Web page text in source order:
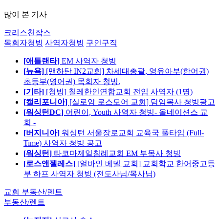
많이 본 기사
크리스천잡스
목회자청빙 사역자청빙 구인구직
[애틀랜타] EM 사역자 청빙
[뉴욕] [맨하탄 IN2교회] 차세대총괄, 영유아부(한어권)
초등부(영어권) 목회자 청빙.
[기타] [청빙] 칠레한인연합교회 전임 사역자 (1명)
[캘리포니아] [실로암 로스모어 교회] 담임목사 청빙광고
[워싱턴DC] 어린이, Youth 사역자 청빙- 올네이션스 교
회 -
[버지니아] 워싱턴 서울장로교회 교육국 풀타임 (Full-
Time) 사역자 청빙 공고
[워싱턴] 타코마제일침례교회 EM 부목사 청빙
[로스앤젤레스] [얼바인 베델 교회] 교회학교 한어중고등
부 하프 사역자 청빙 (전도사님/목사님)
교회 부동산/렌트
부동산/렌트